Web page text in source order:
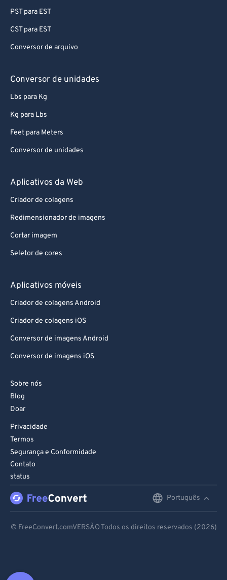
PST para EST
CST para EST
Conversor de arquivo
Conversor de unidades
Lbs para Kg
Kg para Lbs
Feet para Meters
Conversor de unidades
Aplicativos da Web
Criador de colagens
Redimensionador de imagens
Cortar imagem
Seletor de cores
Aplicativos móveis
Criador de colagens Android
Criador de colagens iOS
Conversor de imagens Android
Conversor de imagens iOS
Sobre nós
Blog
Doar
Privacidade
Termos
Segurança e Conformidade
Contato
status
Português
© FreeConvert.comVERSÃO Todos os direitos reservados (2026)